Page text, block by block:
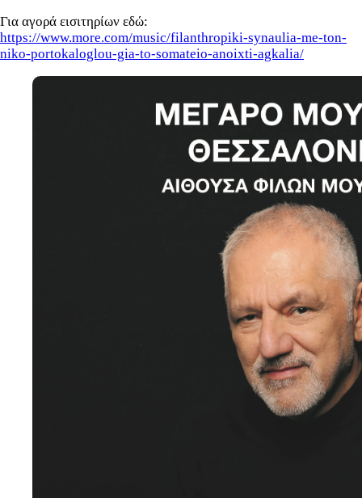
Για αγορά εισιτηρίων εδώ:
https://www.more.com/music/filanthropiki-synaulia-me-ton-
niko-portokaloglou-gia-to-somateio-anoixti-agkalia/